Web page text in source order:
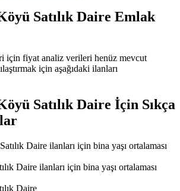
Satılık Daire Emlak
için fiyat analiz verileri henüz mevcut
için aşağıdaki ilanları
Satılık Daire İçin Sıkça
Daire ilanları için bina yaşı ortalaması
Daire ilanları için bina yaşı ortalaması
Daire